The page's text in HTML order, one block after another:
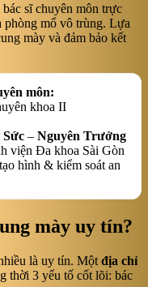
sĩ chuyên môn trực
phòng mổ vô trùng. Lựa
mày và đảm bảo kết
môn:
khoa II
– Nguyên Trưởng
viện Đa khoa Sài Gòn
hình & kiểm soát an
mày uy tín?
là uy tín. Một địa chỉ
thời 3 yếu tố cốt lõi: bác